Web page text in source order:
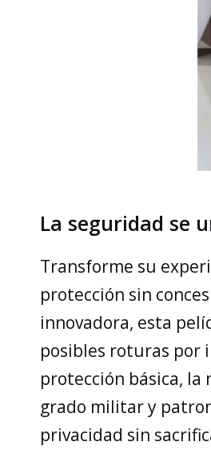
La seguridad se
Transforme su
protección sin
innovadora, esta
posibles roturas por
protección básica,
grado militar y
privacidad sin